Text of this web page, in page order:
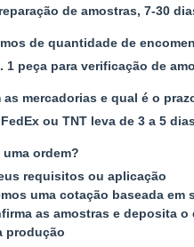
de amostras, 7-30
de quantidade de
1 peça para verificação de
as mercadorias e qual é o
ou TNT leva de 3 a 5
ordem?
requisitos ou aplicação
uma cotação baseada em
as amostras e deposita o
produção